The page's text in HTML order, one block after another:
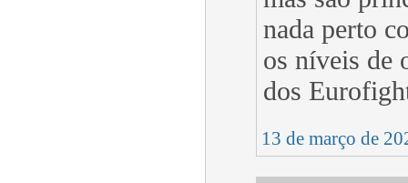
nada perto
os níveis de
dos
13 de março de